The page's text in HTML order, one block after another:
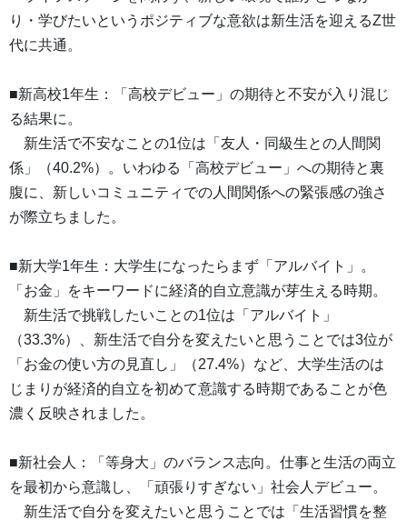
り・学びたいというポジティブな意欲は新生活を迎えるZ世
代に共通。
■新高校1年生：「高校デビュー」の期待と不安が入り混じ
る結果に。
新生活で不安なことの1位は「友人・同級生との人間関
係」（40.2%）。いわゆる「高校デビュー」への期待と裏
腹に、新しいコミュニティでの人間関係への緊張感の強さ
が際立ちました。
■新大学1年生：大学生になったらまず「アルバイト」。
「お金」をキーワードに経済的自立意識が芽生える時期。
新生活で挑戦したいことの1位は「アルバイト」
（33.3%）、新生活で自分を変えたいと思うことでは3位が
「お金の使い方の見直し」（27.4%）など、大学生活のは
じまりが経済的自立を初めて意識する時期であることが色
濃く反映されました。
■新社会人：「等身大」のバランス志向。仕事と生活の両立
を最初から意識し、「頑張りすぎない」社会人デビュー。
新生活で自分を変えたいと思うことでは「生活習慣を整